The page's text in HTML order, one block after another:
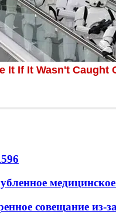
596
совещание из-